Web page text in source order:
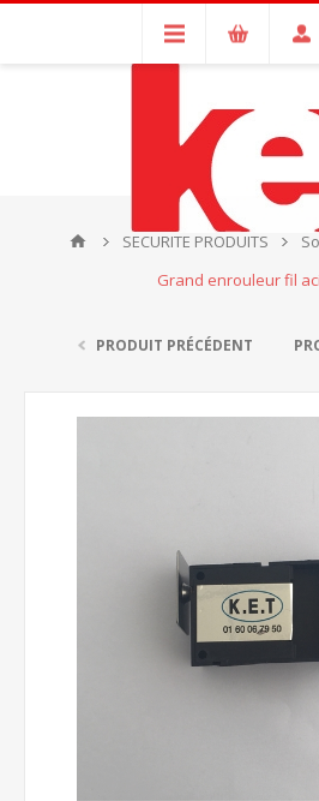
SECURITE PRODUITS
Grand enrouleur fil
PRODUIT PRÉCÉDENT